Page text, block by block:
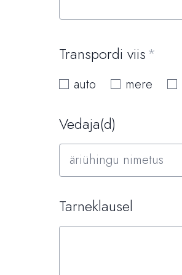
Transpordi viis
auto mere
Vedaja(d)
Tarneklausel